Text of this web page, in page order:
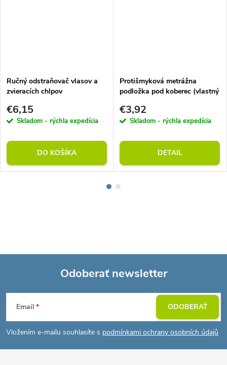
Ručný odstraňovač vlasov a
zvieracích chlpov
€6,15
Skladom - rýchla expedícia
DO KOŠÍKA
Protišmyková metrážna
podložka pod koberec (vlastný
€3,92
Skladom - rýchla expedícia
DETAIL
Z
á
p
Odoberať newsletter
Email
Vložením e-mailu souhlasíte s podmínkami ochrany osobních údajů
ODOBERAŤ